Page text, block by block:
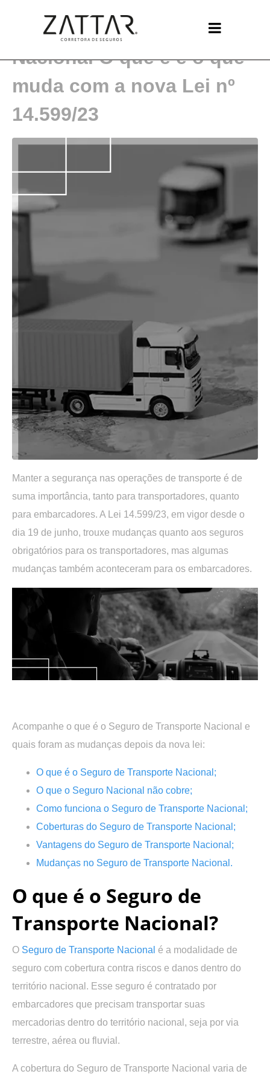
Seguro de Transporte
Nacional O que é e o que
muda com a nova Lei nº
14.599/23
Manter a segurança nas operações de transporte é de
suma importância, tanto para transportadores, quanto
para embarcadores. A Lei 14.599/23, em vigor desde o
dia 19 de junho, trouxe mudanças quanto aos seguros
obrigatórios para os transportadores, mas algumas
mudanças também aconteceram para os embarcadores.
Acompanhe o que é o Seguro de Transporte Nacional e
quais foram as mudanças depois da nova lei:
O que é o Seguro de Transporte Nacional;
O que o Seguro Nacional não cobre;
Como funciona o Seguro de Transporte Nacional ;
Coberturas do Seguro de Transporte Nacional;
Vantagens do Seguro de Transporte Nacional ;
Mudanças no Seguro de Transporte Nacional .
O que é o Seguro de
Transporte Nacional?
O Seguro de Transporte Nacional é a modalidade de
seguro com cobertura contra riscos e danos dentro do
território nacional. Esse seguro é contratado por
embarcadores que precisam transportar suas
mercadorias dentro do território nacional, seja por via
terrestre, aérea ou fluvial.
A cobertura do Seguro de Transporte Nacional varia de